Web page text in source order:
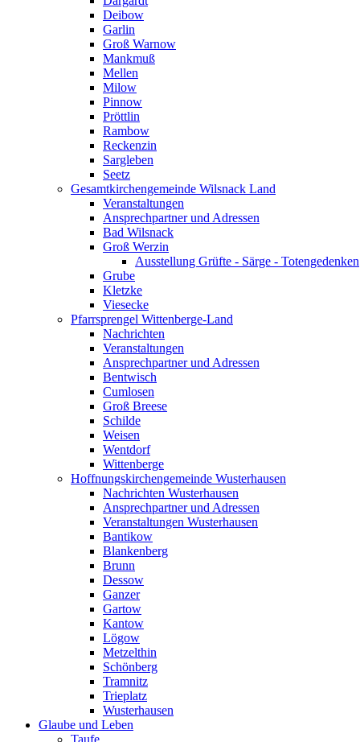
Deibow
Garlin
Groß Warnow
Mankmuß
Mellen
Milow
Pinnow
Pröttlin
Rambow
Reckenzin
Sargleben
Seetz
Gesamtkirchengemeinde Wilsnack Land
Veranstaltungen
Ansprechpartner und Adressen
Bad Wilsnack
Groß Werzin
Ausstellung Grüfte - Särge - Totengedenken
Grube
Kletzke
Viesecke
Pfarrsprengel Wittenberge-Land
Nachrichten
Veranstaltungen
Ansprechpartner und Adressen
Bentwisch
Cumlosen
Groß Breese
Schilde
Weisen
Wentdorf
Wittenberge
Hoffnungskirchengemeinde Wusterhausen
Nachrichten Wusterhausen
Ansprechpartner und Adressen
Veranstaltungen Wusterhausen
Bantikow
Blankenberg
Brunn
Dessow
Ganzer
Gartow
Kantow
Lögow
Metzelthin
Schönberg
Tramnitz
Trieplatz
Wusterhausen
Glaube und Leben
Taufe